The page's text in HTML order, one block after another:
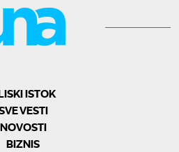
ISTOK
VESTI
NOVOSTI
BIZNIS